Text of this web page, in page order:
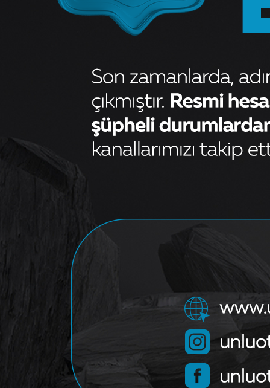
Ön Fren Diski (Tane) Fiorino
Linea Tempra Tipo 2000
46401356MGA
Kategori